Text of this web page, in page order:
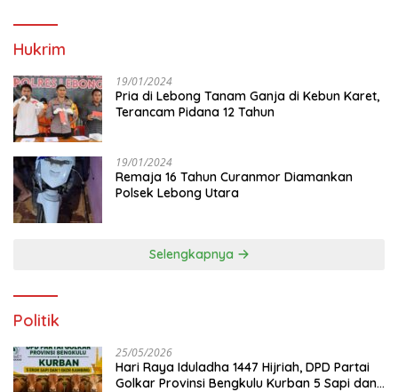
Hukrim
19/01/2024
Pria di Lebong Tanam Ganja di Kebun Karet,
Terancam Pidana 12 Tahun
19/01/2024
Remaja 16 Tahun Curanmor Diamankan
Polsek Lebong Utara
Selengkapnya
Politik
25/05/2026
Hari Raya Iduladha 1447 Hijriah, DPD Partai
Golkar Provinsi Bengkulu Kurban 5 Sapi dan 1